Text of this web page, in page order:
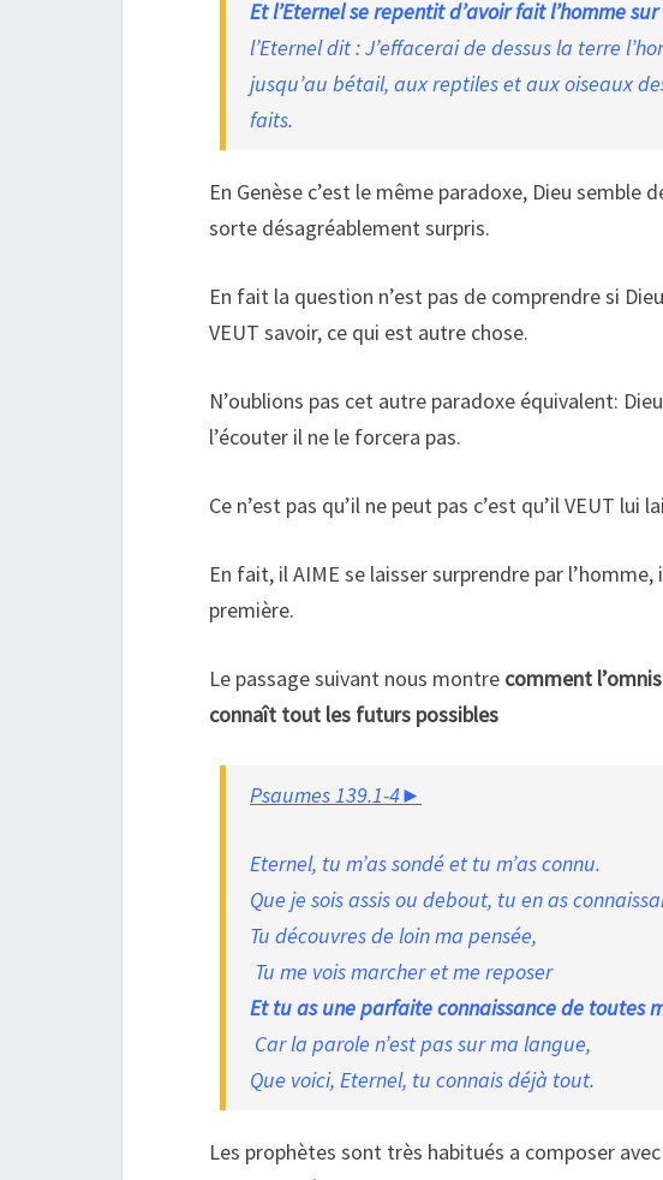
Et l’Eternel se repentit d’avoir fait l’homme
l’Eternel dit : J’effacerai de dessus la terre
jusqu’au bétail, aux reptiles et aux oiseaux
faits.
En Genèse c’est le même paradoxe, Dieu semble
sorte désagréablement surpris.
En fait la question n’est pas de comprendre si
VEUT savoir, ce qui est autre chose.
N’oublions pas cet autre paradoxe équivalent:
l’écouter il ne le forcera pas.
Ce n’est pas qu’il ne peut pas c’est qu’il VEUT lui
En fait, il AIME se laisser surprendre par
première.
Le passage suivant nous montre comment
connaît tout les futurs possibles
Psaumes 139.1-4►
Eternel, tu m’as sondé et tu m’as connu.
Que je sois assis ou debout, tu en as
Tu découvres de loin ma pensée,
Tu me vois marcher et me reposer
Et tu as une parfaite connaissance de toutes
Car la parole n’est pas sur ma langue,
Que voici, Eternel, tu connais déjà tout.
Les prophètes sont très habitués a composer